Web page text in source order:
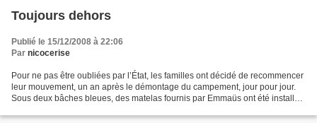
Toujours dehors
Publié le 15/12/2008 à 22:06
Par nicocerise
Pour ne pas être oubliées par l’État, les familles ont décidé de recommencer
leur mouvement, un an après le démontage du campement, jour pour jour.
Sous deux bâches bleues, des matelas fournis par Emmaüs ont été installés